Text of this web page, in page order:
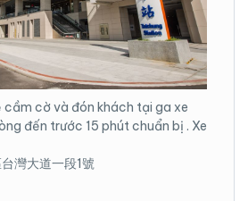
cầm cờ và đón khách tại ga xe
đến trước 15 phút chuẩn bị . Xe
灣大道一段1號